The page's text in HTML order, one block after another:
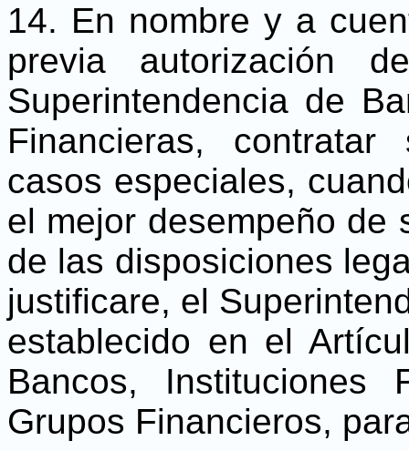
14. En nombre y a
previa autorización
Superintendencia de
Financieras,
casos especiales,
el mejor desempeño de
de las disposiciones
justificare, el
establecido en el
Bancos, Instituciones
Grupos Financieros,